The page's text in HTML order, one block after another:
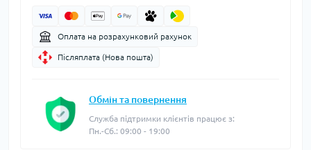
Оплата на розрахунковий рахунок
Післяплата (Нова пошта)
Обмін та повернення
Служба підтримки клієнтів працює з:
Пн.-Сб.: 09:00 - 19:00